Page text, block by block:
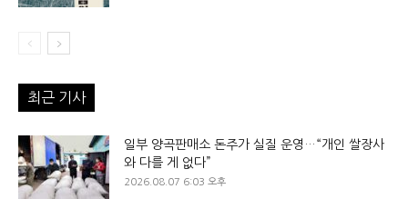
최근 기사
일부 양곡판매소 돈주가 실질 운영…“개인 쌀장사
와 다를 게 없다”
2026.08.07 6:03 오후